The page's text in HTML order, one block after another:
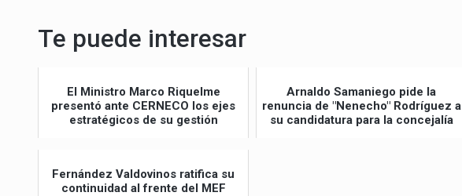
Te puede interesar
El Ministro Marco Riquelme
presentó ante CERNECO los ejes
estratégicos de su gestión
Arnaldo Samaniego pide la
renuncia de "Nenecho" Rodríguez a
su candidatura para la concejalía
Fernández Valdovinos ratifica su
continuidad al frente del MEF